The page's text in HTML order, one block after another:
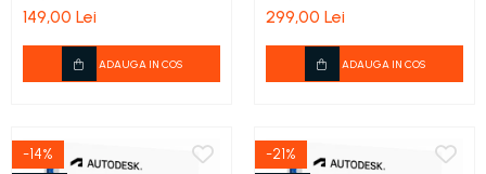
Valabilitate 1 an
149,00 Lei
ADAUGA IN COS
Valabilitate 3 ani
299,00 Lei
ADAUGA IN COS
-14%
-21%